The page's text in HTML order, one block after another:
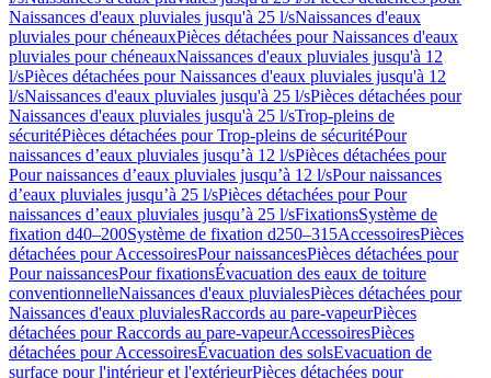
Naissances d'eaux pluviales jusqu'à 25 l/sNaissances d'eaux
pluviales pour chéneauxPièces détachées pour Naissances d'eaux
pluviales pour chéneauxNaissances d'eaux pluviales jusqu'à 12
l/sPièces détachées pour Naissances d'eaux pluviales jusqu'à 12
l/sNaissances d'eaux pluviales jusqu'à 25 l/sPièces détachées pour
Naissances d'eaux pluviales jusqu'à 25 l/sTrop-pleins de
sécuritéPièces détachées pour Trop-pleins de sécuritéPour
naissances d’eaux pluviales jusqu’à 12 l/sPièces détachées pour
Pour naissances d’eaux pluviales jusqu’à 12 l/sPour naissances
d’eaux pluviales jusqu’à 25 l/sPièces détachées pour Pour
naissances d’eaux pluviales jusqu’à 25 l/sFixationsSystème de
fixation d40–200Système de fixation d250–315AccessoiresPièces
détachées pour AccessoiresPour naissancesPièces détachées pour
Pour naissancesPour fixationsÉvacuation des eaux de toiture
conventionnelleNaissances d'eaux pluvialesPièces détachées pour
Naissances d'eaux pluvialesRaccords au pare-vapeurPièces
détachées pour Raccords au pare-vapeurAccessoiresPièces
détachées pour AccessoiresÉvacuation des solsEvacuation de
surface pour l'intérieur et l'extérieurPièces détachées pour